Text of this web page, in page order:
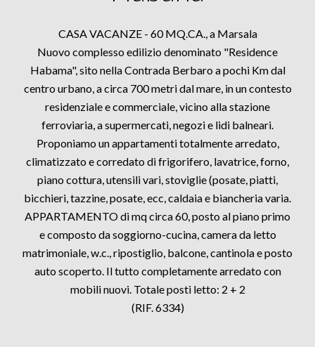
CASA VACANZE - 60 MQ.CA., a Marsala
Nuovo complesso edilizio denominato "Residence
Habama", sito nella Contrada Berbaro a pochi Km dal
centro urbano, a circa 700 metri dal mare, in un contesto
residenziale e commerciale, vicino alla stazione
ferroviaria, a supermercati, negozi e lidi balneari.
Proponiamo un appartamenti totalmente arredato,
climatizzato e corredato di frigorifero, lavatrice, forno,
piano cottura, utensili vari, stoviglie (posate, piatti,
bicchieri, tazzine, posate, ecc, caldaia e biancheria varia.
APPARTAMENTO di mq circa 60, posto al piano primo
e composto da soggiorno-cucina, camera da letto
matrimoniale, w.c., ripostiglio, balcone, cantinola e posto
auto scoperto. Il tutto completamente arredato con
mobili nuovi. Totale posti letto: 2 + 2
(RIF. 6334)